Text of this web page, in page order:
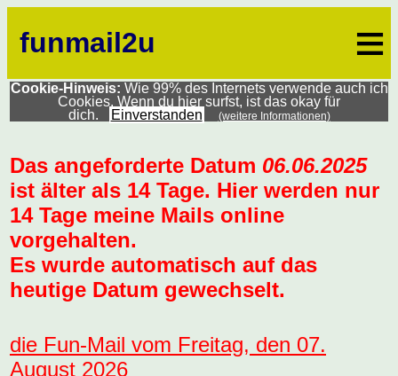
funmail2u ≡
Cookie-Hinweis: Wie 99% des Internets verwende auch ich
Cookies. Wenn du hier surfst, ist das okay für
dich.
Einverstanden (weitere Informationen)
Das angeforderte Datum 06.06.2025
ist älter als 14 Tage. Hier werden nur
14 Tage meine Mails online
vorgehalten.
Es wurde automatisch auf das
heutige Datum gewechselt.
die Fun-Mail vom Freitag, den 07.
August 2026